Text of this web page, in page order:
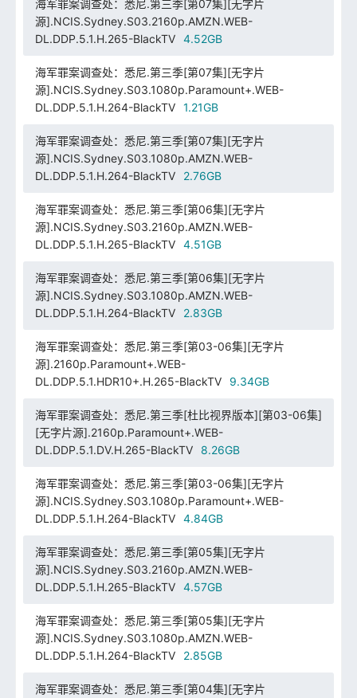
海军罪案调查处：悉尼.第三季[第07集][无字片
源].NCIS.Sydney.S03.2160p.AMZN.WEB-
DL.DDP.5.1.H.265-BlackTV
4.52GB
海军罪案调查处：悉尼.第三季[第07集][无字片
源].NCIS.Sydney.S03.1080p.Paramount+.WEB-
DL.DDP.5.1.H.264-BlackTV
1.21GB
海军罪案调查处：悉尼.第三季[第07集][无字片
源].NCIS.Sydney.S03.1080p.AMZN.WEB-
DL.DDP.5.1.H.264-BlackTV
2.76GB
海军罪案调查处：悉尼.第三季[第06集][无字片
源].NCIS.Sydney.S03.2160p.AMZN.WEB-
DL.DDP.5.1.H.265-BlackTV
4.51GB
海军罪案调查处：悉尼.第三季[第06集][无字片
源].NCIS.Sydney.S03.1080p.AMZN.WEB-
DL.DDP.5.1.H.264-BlackTV
2.83GB
海军罪案调查处：悉尼.第三季[第03-06集][无字片
源].2160p.Paramount+.WEB-
DL.DDP.5.1.HDR10+.H.265-BlackTV
9.34GB
海军罪案调查处：悉尼.第三季[杜比视界版本][第03-06集]
[无字片源].2160p.Paramount+.WEB-
DL.DDP.5.1.DV.H.265-BlackTV
8.26GB
海军罪案调查处：悉尼.第三季[第03-06集][无字片
源].NCIS.Sydney.S03.1080p.Paramount+.WEB-
DL.DDP.5.1.H.264-BlackTV
4.84GB
海军罪案调查处：悉尼.第三季[第05集][无字片
源].NCIS.Sydney.S03.2160p.AMZN.WEB-
DL.DDP.5.1.H.265-BlackTV
4.57GB
海军罪案调查处：悉尼.第三季[第05集][无字片
源].NCIS.Sydney.S03.1080p.AMZN.WEB-
DL.DDP.5.1.H.264-BlackTV
2.85GB
海军罪案调查处：悉尼.第三季[第04集][无字片